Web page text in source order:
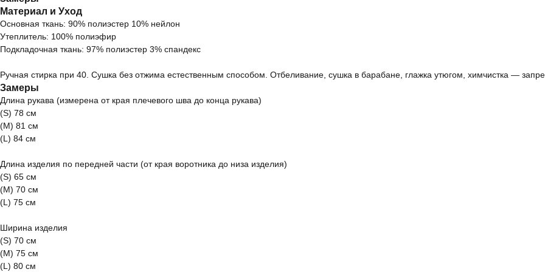
Материал и Уход
Основная ткань: 90% полиэстер 10% нейлон
Утеплитель: 100% полиэфир
Подкладочная ткань: 97% полиэстер 3% спандекс
Ручная стирка при 40. Сушка без отжима естественным способом. Отбеливание, сушка в барабане, глажка утюгом, химчистка —
Замеры
Длина рукава (измерена от края плечевого шва до конца рукава)
(S) 78 см
(M) 81 см
(L) 84 см
Длина изделия по передней части (от края воротника до низа изделия)
(S) 65 см
(M) 70 см
(L) 75 см
Ширина изделия
(S) 70 см
(M) 75 см
(L) 80 см